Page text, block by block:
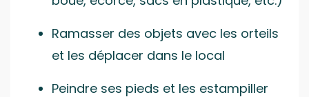
Ramasser des objets avec les orteils
et les déplacer dans le local
Peindre ses pieds et les estampiller